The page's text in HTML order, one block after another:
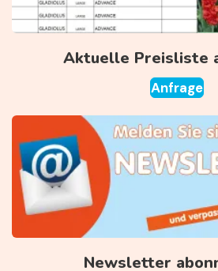
Aktuelle Preisliste
Anfrage
Newsletter